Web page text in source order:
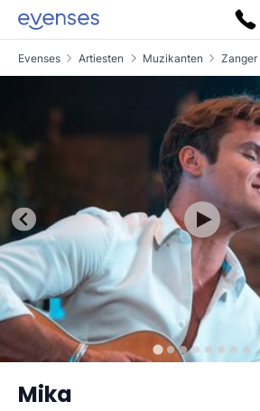
Evenses Artiesten Muzikanten Zanger
Mika